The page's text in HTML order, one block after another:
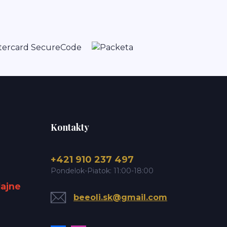
Kontakty
+421 910 237 497
Pondelok-Piatok: 11:00-18:00
beeoli.sk@gmail.com